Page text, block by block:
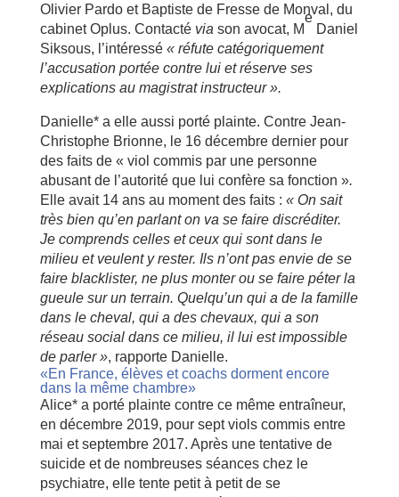
Olivier Pardo et Baptiste de Fresse de Monval, du
cabinet Oplus. Contacté via son avocat, M
e
Daniel
Siksous, l’intéressé « réfute catégoriquement
l’accusation portée contre lui et réserve ses
explications au magistrat instructeur».
Danielle* a elle aussi porté plainte. Contre Jean-
Christophe Brionne, le 16 décembre dernier pour
des faits de « viol commis par une personne
abusant de l’autorité que lui confère sa fonction ».
Elle avait 14 ans au moment des faits : « On sait
très bien qu’en parlant on va se faire discréditer.
Je comprends celles et ceux qui sont dans le
milieu et veulent y rester. Ils n’ont pas envie de se
faire blacklister, ne plus monter ou se faire péter la
gueule sur un terrain. Quelqu’un qui a de la famille
dans le cheval, qui a des chevaux, qui a son
réseau social dans ce milieu, il lui estimpossible
de parler», rapporte Danielle.
«En France, élèves et coachs dorment encore
dans la même chambre»
Alice* a porté plainte contre ce même entraîneur,
en décembre 2019, pour sept viols commis entre
mai et septembre 2017. Après une tentative de
suicide et de nombreuses séances chez le
psychiatre, elle tente petit à petit de se